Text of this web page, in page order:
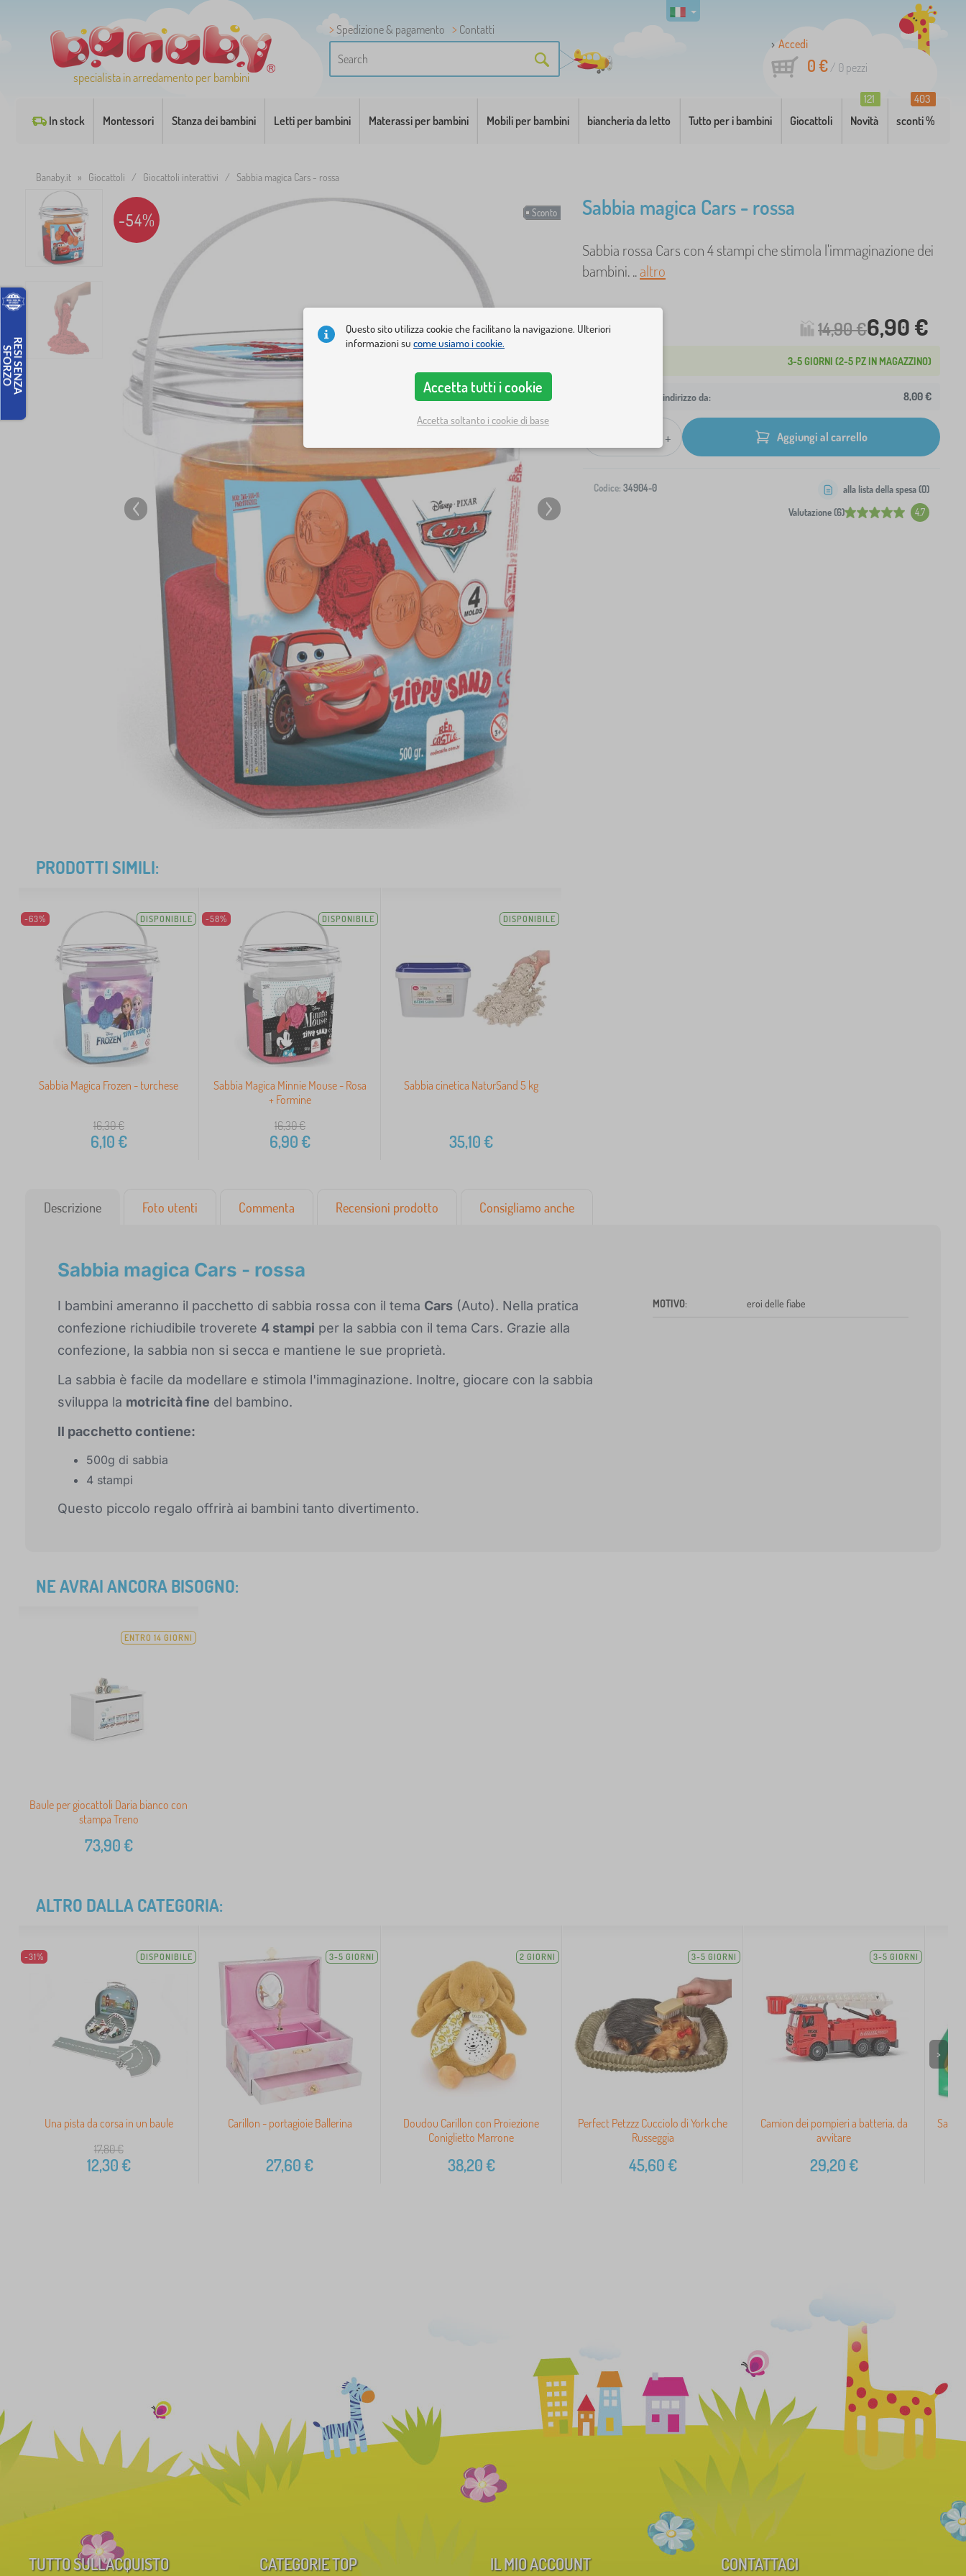
specialista in arredamento per bambini
Spedizione & pagamento
Contatti
Accedi
0 €/ 0 pezzi
In stock Montessori Stanza dei bambini Letti per bambini Materassi per bambini Mobili per bambini biancheria da letto Tutto per i bambini Giocattoli Novità
121
sconti %
403
Banaby.it » Giocattoli / Giocattoli interattivi / Sabbia magica Cars - rossa
Sconto
-54% Sabbia magica Cars - rossa
Sabbia rossa Cars con 4 stampi che stimola l'immaginazione dei
bambini. ..altro
14,90 €6,90 €
3-5 GIORNI (2-5 PZ IN MAGAZZINO)
Spedizione al tuo indirizzo da: 8,00 €
+ Aggiungi al carrello
Codice: 34904-0
Valutazione (6) 4.7
alla lista della spesa (0)
PRODOTTI SIMILI:
-63% DISPONIBILE
Sabbia Magica Frozen - turchese
16,30€
6,10€
-58% DISPONIBILE
Sabbia Magica Minnie Mouse - Rosa
+ Formine
16,30€
6,90€
DISPONIBILE
Sabbia cinetica NaturSand 5 kg
35,10€
Descrizione Foto utenti Commenta Recensioni prodotto Consigliamo anche
Sabbia magica Cars - rossa
I bambini ameranno il pacchetto di sabbia rossa con il tema Cars (Auto). Nella pratica
confezione richiudibile troverete 4 stampi per la sabbia con il tema Cars. Grazie alla
confezione, la sabbia non si secca e mantiene le sue proprietà.
La sabbia è facile da modellare e stimola l'immaginazione. Inoltre, giocare con la sabbia
sviluppa la motricità fine del bambino.
Il pacchetto contiene:
500g di sabbia
4 stampi
Questo piccolo regalo offrirà ai bambini tanto divertimento.
MOTIVO: eroi delle fiabe
NE AVRAI ANCORA BISOGNO:
ENTRO 14 GIORNI
Baule per giocattoli Daria bianco con
stampa Treno
73,90€
ALTRO DALLA CATEGORIA:
-31% DISPONIBILE
Una pista da corsa in un baule
17,80€
12,30€
3-5 GIORNI
Carillon - portagioie Ballerina
27,60€
2 GIORNI
Doudou Carillon con Proiezione
Coniglietto Marrone
38,20€
3-5 GIORNI
Perfect Petzzz Cucciolo di York che
Russeggia
45,60€
3-5 GIORNI
Camion dei pompieri a batteria, da
avvitare
29,20€
>
TUTTO SULL’ACQUISTO CATEGORIE TOP IL MIO ACCOUNT CONTATTACI
Questo sito utilizza cookie che facilitano la navigazione. Ulteriori
informazioni su come usiamo i cookie.
Accetta tutti i cookie
Accetta soltanto i cookie di base